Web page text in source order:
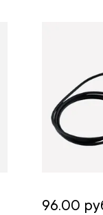
96.00